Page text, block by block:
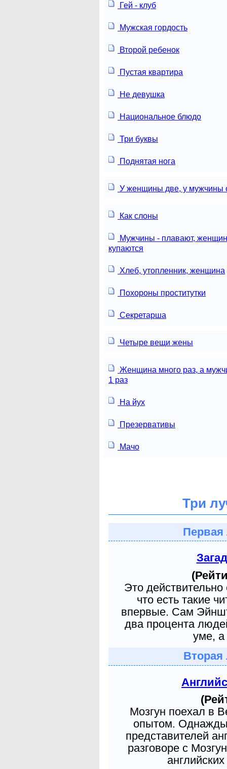
Гей - клуб
Мужская гордость
Второй ребенок
Пустая квартира
Не девушка
Национальное блюдо
Три буквы
Поднятая нога
У женщины две, у мужчины
Как слоны
Мужчины - плавают,
купаются
Хлеб, утопленник, женщина
Похороны проститутки
Секретарша
Четыре вещи жены
Женщина много раз, а
1 раз
На йух
Презервативы
Мачо
Три
Первая
Это
что есть такие
впервые. Сам
два процента
уме, а
Вторая
Мозгун поехал в
опытом. Однажды
представителей
разговоре с